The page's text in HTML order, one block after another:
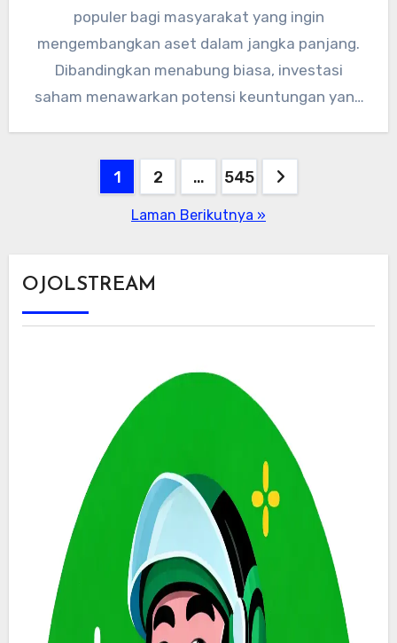
populer bagi masyarakat yang ingin
mengembangkan aset dalam jangka panjang.
Dibandingkan menabung biasa, investasi
saham menawarkan potensi keuntungan yang
Paginasi
1 2 … 545
Laman Berikutnya »
OJOLSTREAM